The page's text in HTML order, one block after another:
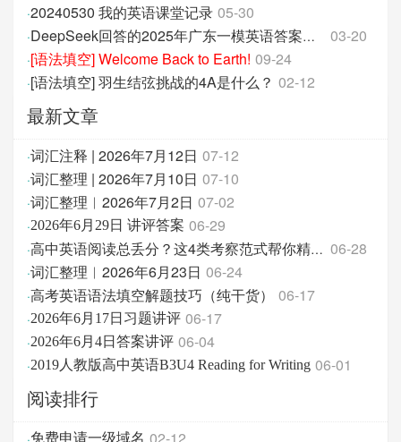
·20240530 我的英语课堂记录 05-30
· DeepSeek回答的2025年广东一模英语答案详解 03-20
·[语法填空] Welcome Back to Earth! 09-24
·[语法填空] 羽生结弦挑战的4A是什么？ 02-12
最新文章
·词汇注释 | 2026年7月12日 07-12
·词汇整理 | 2026年7月10日 07-10
·词汇整理︱2026年7月2日 07-02
·2026年6月29日 讲评答案 06-29
· 高中英语阅读总丢分？这4类考察范式帮你精准破题！ 06-28
·词汇整理︱2026年6月23日 06-24
·高考英语语法填空解题技巧（纯干货） 06-17
·2026年6月17日习题讲评 06-17
·2026年6月4日答案讲评 06-04
·2019人教版高中英语B3U4 Reading for Writing 06-01
阅读排行
·免费申请一级域名